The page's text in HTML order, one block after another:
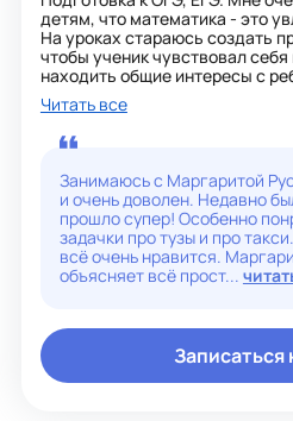
детям, что математика - это
На уроках стараюсь создать
чтобы ученик чувствовал
находить общие интересы с
их в процессе обучения.
увлечения, чтобы объяснить
математике на простом и
достигаем поставленных
чем хотят сами ученики.
максимально возможным для
результатом!
Читать все
Занимаюсь с Маргаритой
и очень доволен. Недавно
прошло супер! Особенно
задачки про тузы и про
всё очень нравится.
объясняет всё прост...
Записаться